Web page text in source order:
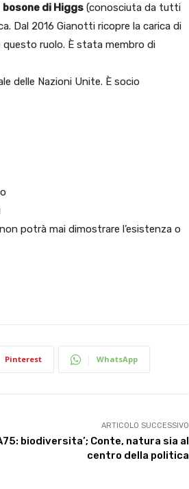
bosone di Higgs (conosciuta da tutti
Dal 2016 Gianotti ricopre la carica di
questo ruolo. È stata membro di
delle Nazioni Unite. È socio
potrà mai dimostrare l’esistenza o
Pinterest WhatsApp
ARTICOLO SUCCESSIVO
biodiversita’; Conte, natura sia al
centro della politica